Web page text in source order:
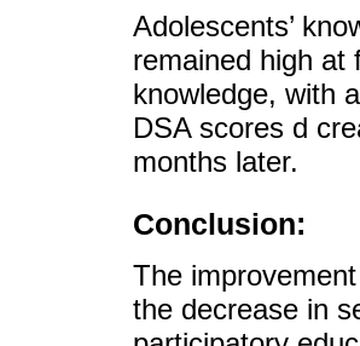
Adolescents’
remained high at
knowledge, with
DSA scores d
months later.
Conclusion:
The
the decrease in